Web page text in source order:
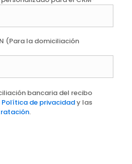
(Para la domiciliación
bancaria del recibo
Política de privacidady las
.